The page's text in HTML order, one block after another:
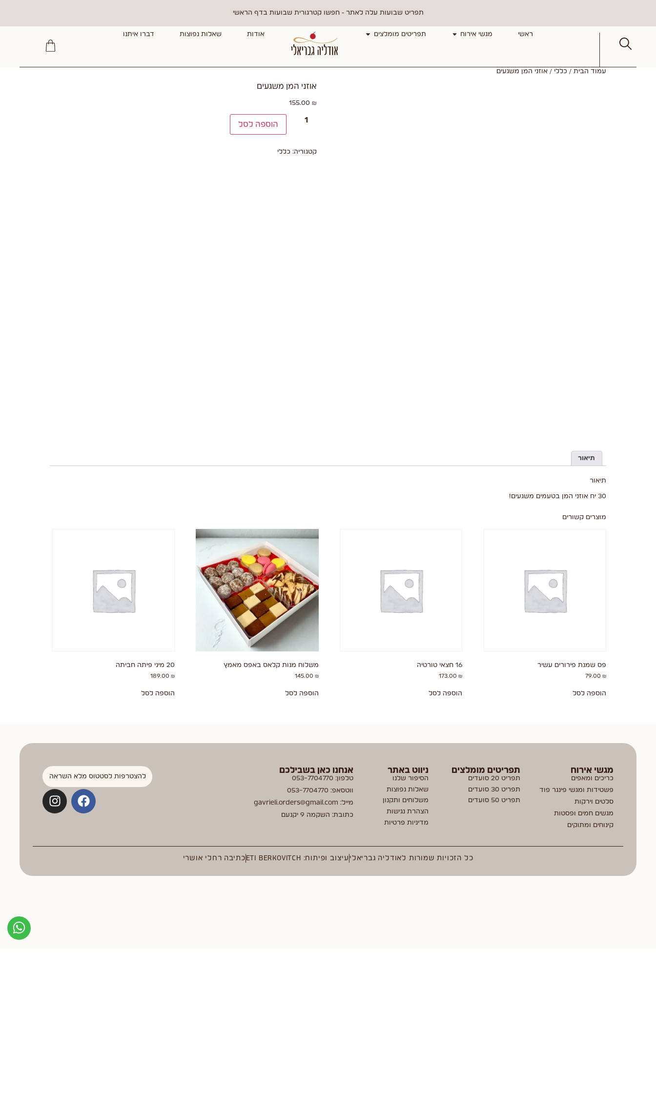
תפריט שבועות עלה לאתר - חפשו קטרגורית שבועות בדף הראשי
ראשי מגשי אירוח תפריטים מומלצים אודות שאלות נפוצות דברו איתנו
עמוד הבית / כללי / אוזני המן משגעים
אוזני המן משגעים
155.00₪
הוספה לסל
קטגוריה: כללי
תיאור
תיאור
30 יח אוזני המן בטעמים משגעים!
מוצרים קשורים
פס שמנת פירורים עשיר
79.00 ₪
הוספה לסל
16 חצאי טורטיה
173.00₪
הוספה לסל
משלוח מנות קלאס באפס מאמץ
145.00 ₪
הוספה לסל
20 מיני פיתה חביתה
189.00 ₪
הוספה לסל
מגשי אירוח
כריכים ומאפים
פשטידות ומגשי פינגר פוד
סלטים וירקות
מגשים חמים ופסטות
קינוחים ומתוקים
תפריטים מומלצים
תפריט 20 סועדים
תפריט 30 סועדים
תפריט 50 סועדים
ניווט באתר
הסיפור שלנו
שאלות נפוצות
משלוחים ותקנון
הצהרת נגישות
מדיניות פרטיות
אנחנו כאן בשבילכם
טלפון: 053-7704770
ווטסאפ: 053-7704770
מייל: gavrieli.orders@gmail.com
כתובת: השקמה 9 יקנעם
להצטרפות לסטטוס מלא השראה
כל הזכויות שמורות לאודליה גבריאלי עיצוב ופיתוח: ETI BERKOVITCH כתיבה רחלי אושרי